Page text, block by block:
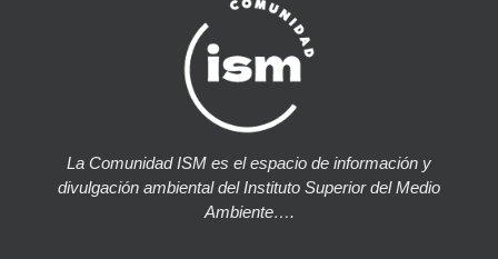
La Comunidad ISM es el espacio de información y
divulgación ambiental del Instituto Superior del Medio
Ambiente….